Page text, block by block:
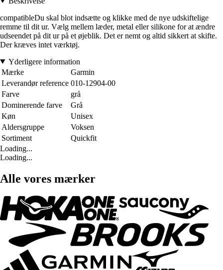
compatibleDu skal blot indsætte og klikke med de nye udskiftelige
remme til dit ur. Vælg mellem læder, metal eller silikone for at ændre
udseendet på dit ur på et øjeblik. Det er nemt og altid sikkert at skifte.
Der kræves intet værktøj.
Yderligere information
Mærke
Garmin
Leverandør reference 010-12904-00
Farve
grå
Dominerende farve
Grå
Køn
Unisex
Aldersgruppe
Voksen
Sortiment
Quickfit
Loading...
Loading...
Alle vores mærker